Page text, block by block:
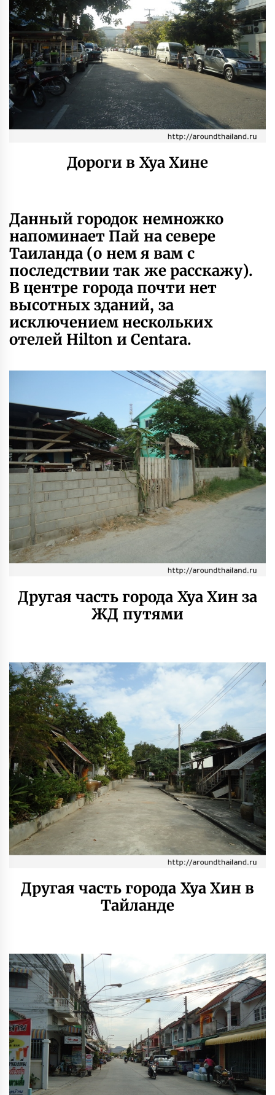
Дороги в Хуа Хине
Данный городок немножко
напоминает Пай на севере
Таиланда (о нем я вам с
последствии так же расскажу).
В центре города почти нет
высотных зданий, за
исключением нескольких
отелей Hilton и Centara.
Другая часть города Хуа Хин за
ЖД путями
Другая часть города Хуа Хин в
Тайланде